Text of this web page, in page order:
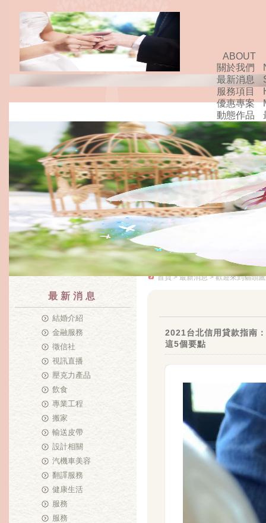
ABOUT
關於我們
最新消息
服務項目
優惠專案
動態作品
最新消息
結婚介紹
金融服務
徵信社
視訊直播
壓克力產品
飲食
專業工程
搬家
輸送皮帶
設計相關
汽機車美容
翻譯服務
健康生活
服務
服務
首頁>最新消息> 歡迎來到貓頭
2021台北信用貸款指南
這5個要點